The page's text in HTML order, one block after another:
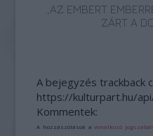
„AZ EMBERT
ZÁRT A
A bejegyzés trackback
https://kulturpart.hu/
Kommentek:
A hozzászólások avonatkozó